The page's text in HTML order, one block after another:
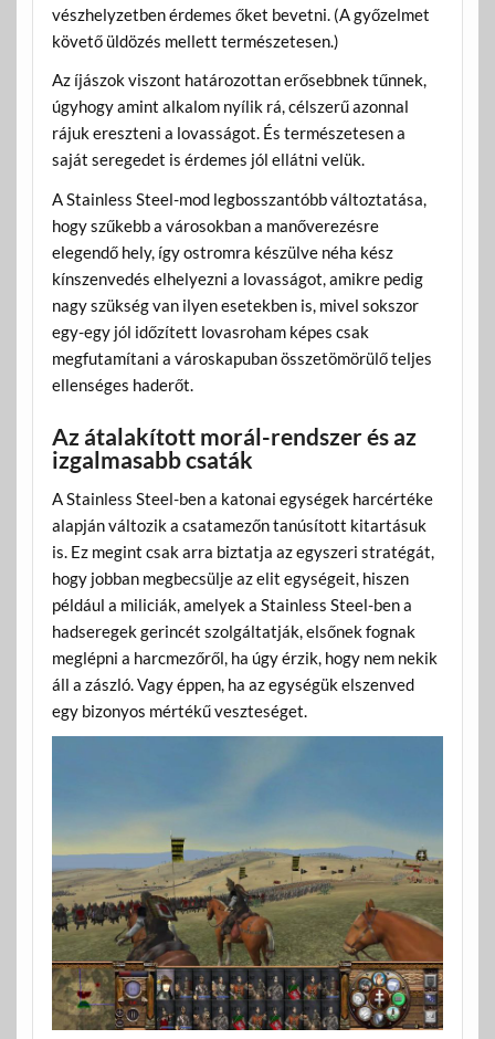
vészhelyzetben érdemes őket bevetni. (A győzelmet
követő üldözés mellett természetesen.)
Az íjászok viszont határozottan erősebbnek tűnnek,
úgyhogy amint alkalom nyílik rá, célszerű azonnal
rájuk ereszteni a lovasságot. És természetesen a
saját seregedet is érdemes jól ellátni velük.
A Stainless Steel-mod legbosszantóbb változtatása,
hogy szűkebb a városokban a manőverezésre
elegendő hely, így ostromra készülve néha kész
kínszenvedés elhelyezni a lovasságot, amikre pedig
nagy szükség van ilyen esetekben is, mivel sokszor
egy-egy jól időzített lovasroham képes csak
megfutamítani a városkapuban összetömörülő teljes
ellenséges haderőt.
Az átalakított morál-rendszer és az
izgalmasabb csaták
A Stainless Steel-ben a katonai egységek harcértéke
alapján változik a csatamezőn tanúsított kitartásuk
is. Ez megint csak arra biztatja az egyszeri stratégát,
hogy jobban megbecsülje az elit egységeit, hiszen
például a miliciák, amelyek a Stainless Steel-ben a
hadseregek gerincét szolgáltatják, elsőnek fognak
meglépni a harcmezőről, ha úgy érzik, hogy nem nekik
áll a zászló. Vagy éppen, ha az egységük elszenved
egy bizonyos mértékű veszteséget.